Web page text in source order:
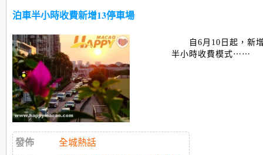
泊車半小時收費新增13停車場
自6月10日起，新
半小時收費模式⋯⋯
發佈
全城熱話